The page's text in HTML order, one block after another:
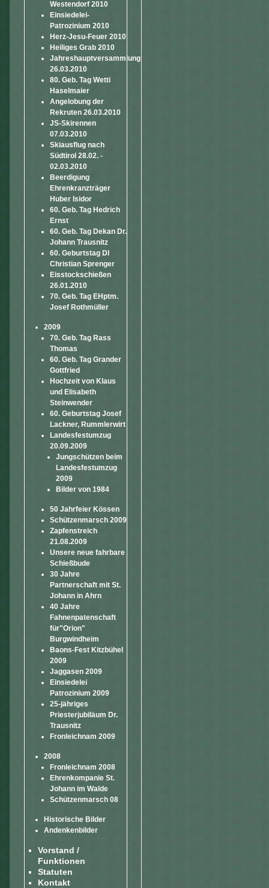
Westendorf 2010
Einsiedelei-
Patrozinium 2010
Herz-Jesu-Feuer 2010
Heiliges Grab 2010
Jahreshauptversammlung
26.03.2010
80. Geb. Tag Wetti
Haselmaier
Angelobung der
Rekruten 26.03.2010
JS-Skirennen
07.03.2010
Skiausflug nach
Südtirol 28.02. -
02.03.2010
Beerdigung
Ehrenkranzträger
Huber Isidor
60. Geb. Tag Hedrich
Ernst
60. Geb. Tag Dekan Dr.
Johann Trausnitz
60. Geburtstag DI
Christian Sprenger
Eisstockschießen
26.01.2010
70. Geb. Tag EHptm.
Josef Rothmüller
2009
70. Geb. Tag Rass
Thomas
60. Geb. Tag Grander
Gottfried
Hochzeit von Klaus
und Elisabeth
Steinwender
60. Geburtstag Josef
Lackner, Rummlerwirt
Landesfestumzug
20.09.2009
Jungschützen beim
Landesfestumzug
2009
Bilder von 1984
50 Jahrfeier Kössen
Schützenmarsch 2009
Zapfenstreich
21.08.2009
Unsere neue fahrbare
Schießbude
30 Jahre
Partnerschaft mit St.
Johann in Ahrn
40 Jahre
Fahnenpatenschaft
für"Orion"
Burgwindheim
Baons-Fest Kitzbühel
2009
Jaggasen 2009
Einsiedelei
Patrozinium 2009
25-jähriges
Priesterjubiläum Dr.
Trausnitz
Fronleichnam 2009
2008
Fronleichnam 2008
Ehrenkompanie St.
Johann im Walde
Schützenmarsch 08
Historische Bilder
Andenkenbilder
Vorstand /
Funktionen
Statuten
Kontakt